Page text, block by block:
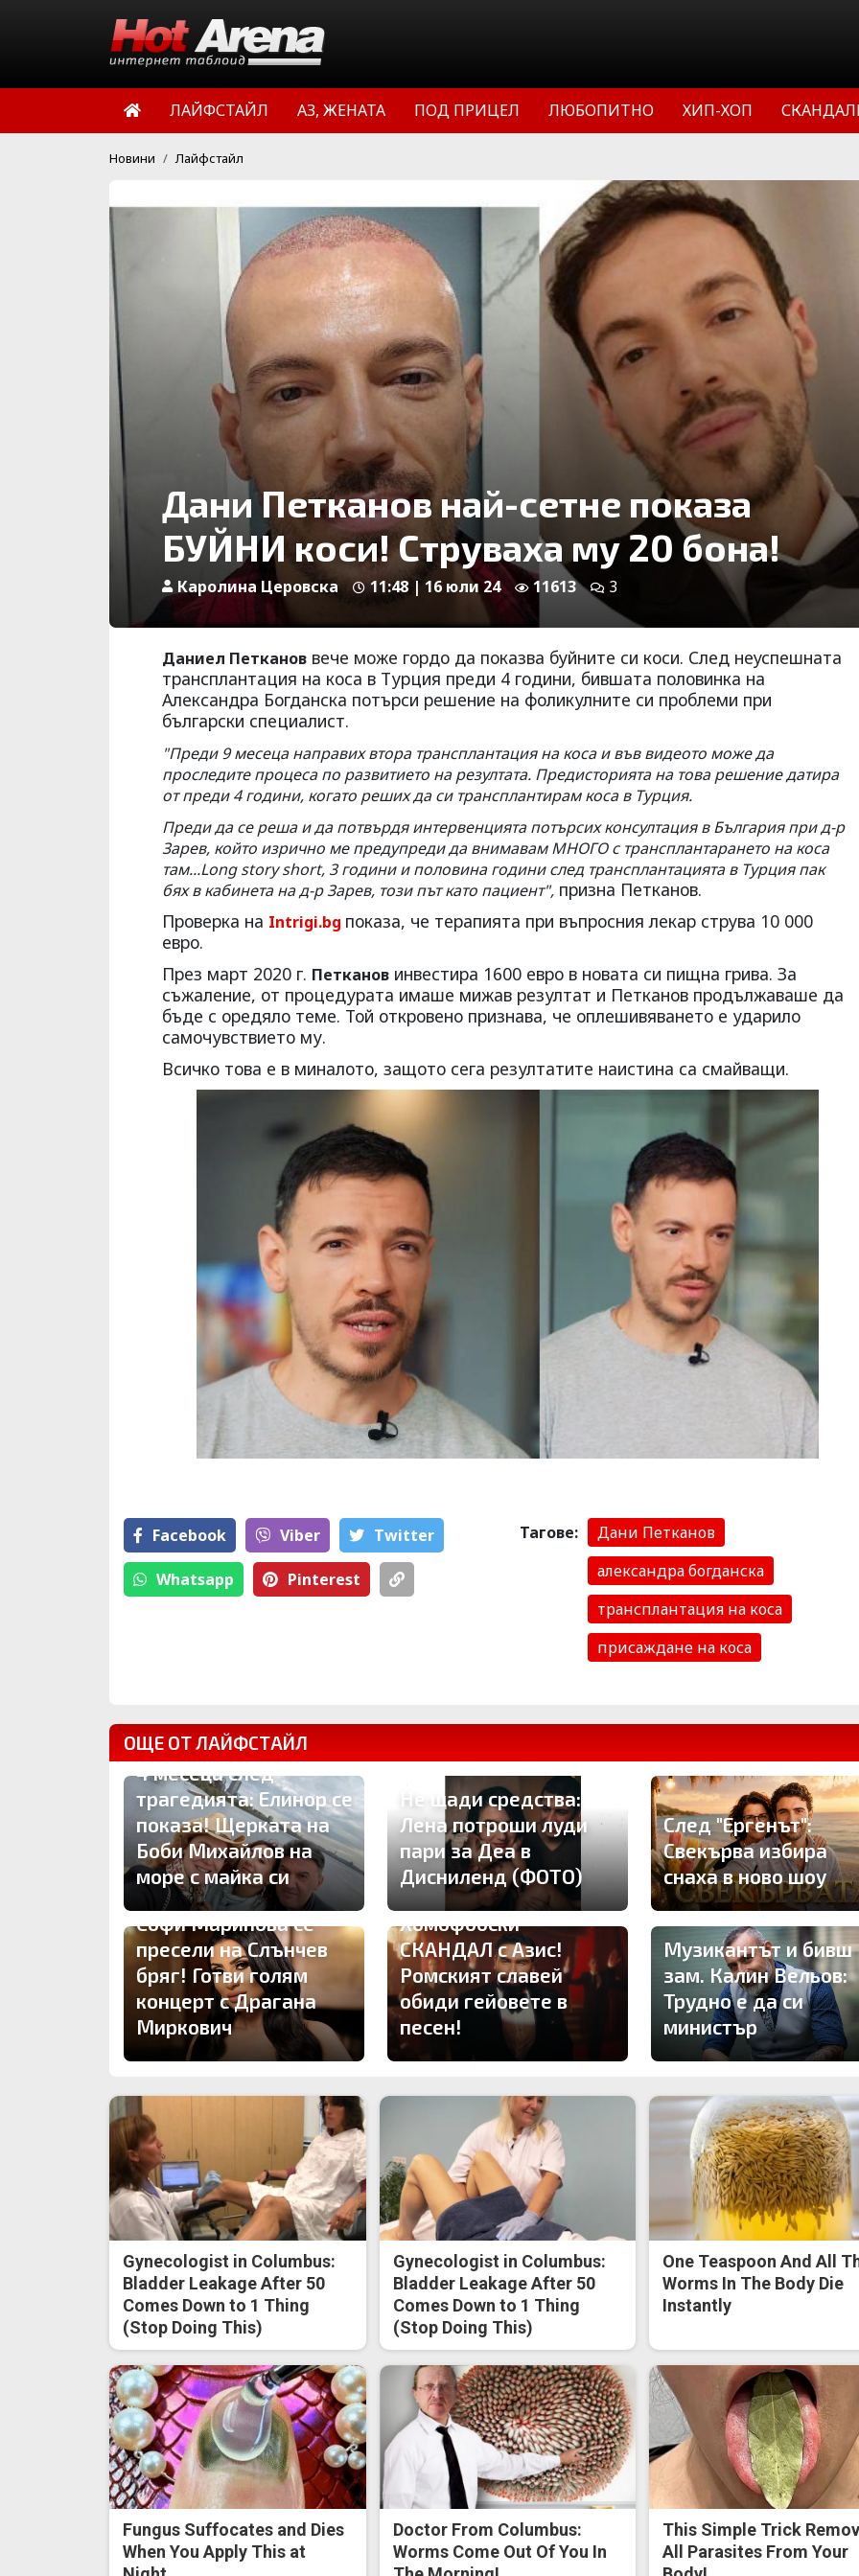
ЛАЙФСТАЙЛ АЗ, ЖЕНАТА ПОД ПРИЦЕЛ ЛЮБОПИТНО ХИП-ХОП
Новини Лайфстайл
Дани Петканов най-сетне показа
БУЙНИ коси! Струваха му 20 бона!
Каролина Церовска 11:48 | 16 юли 24 11613 3
Даниел Петканов вече може гордо да показва буйните си коси. След неуспешната
трансплантация на коса в Турция преди 4 години, бившата половинка на
Александра Богданска потърси решение на фоликулните си проблеми при
български специалист.
"Преди 9 месеца направих втора трансплантация на коса и във видеото може да
проследите процеса по развитието на резултата. Предисторията на това решение датира
от преди 4 години, когато реших да си трансплантирам коса в Турция.
Преди да се реша и да потвърдя интервенцията потърсих консултация в България при д-р
Зарев, който изрично ме предупреди да внимавам МНОГО с трансплантарането на коса
там...Long story short, 3 години и половина години след трансплантацията в Турция пак
бях в кабинета на д-р Зарев, този път като пациент", призна Петканов.
Проверка на Intrigi.bg показа, че терапията при въпросния лекар струва 10 000
евро.
През март 2020 г. Петканов инвестира 1600 евро в новата си пищна грива. За
съжаление, от процедурата имаше мижав резултат и Петканов продължаваше да
бъде с оредяло теме. Той откровено признава, че оплешивяването е ударило
самочувствието му.
Всичко това е в миналото, защото сега резултатите наистина са смайващи.
Facebook Viber Тwitter
Whatsapp Pinterest
Тагове:
Дани Петканов
александра богданска
трансплантация на коса
присаждане на коса
ОЩЕ ОТ ЛАЙФСТАЙЛ
4 месеца след
трагедията: Елинор се
показа! Щерката на
Боби Михайлов на
море с майка си
Не щади средства:
Лена потроши луди
пари за Деа в
Дисниленд (ФОТО)
След "Ергенът":
Свекърва избира
снаха в ново шоу
Софи Маринова се
пресели на Слънчев
бряг! Готви голям
концерт с Драгана
Миркович
Хомофобски
СКАНДАЛ с Азис!
Ромският славей
обиди гейовете в
песен!
Музикантът и бивш
зам. Калин Вельов:
Трудно е да си
министър
Gynecologist in Columbus:
Bladder Leakage After 50
Comes Down to 1 Thing
(Stop Doing This)
Gynecologist in Columbus:
Bladder Leakage After 50
Comes Down to 1 Thing
(Stop Doing This)
One Teaspoon And All
Worms In The Body Die
Instantly
Fungus Suffocates and Dies
When You Apply This at
Doctor From Columbus:
Worms Come Out Of You In
This Simple Trick
All Parasites From Your